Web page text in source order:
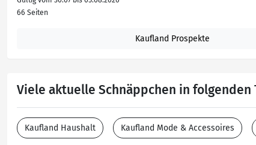
66 Seiten
Kaufland Prospekte
Viele aktuelle Schnäppchen in folgenden
Kaufland Haushalt Kaufland Mode & Accessoires